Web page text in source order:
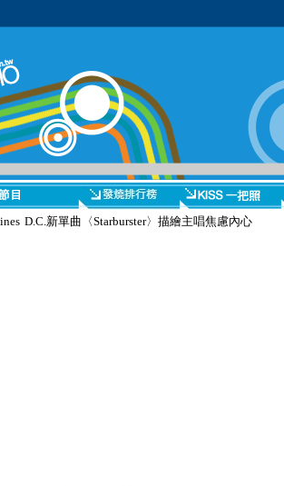
D.C.新單曲〈Starburster〉描繪主唱焦慮內心